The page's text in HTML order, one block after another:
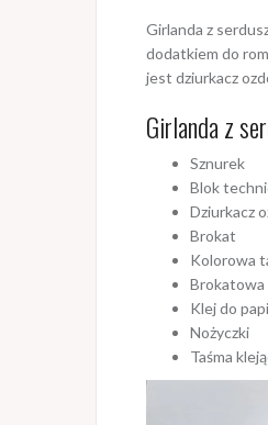
Girlanda z
dodatkiem do
jest dziurkacz
Girlanda z
Sznurek
Blok
Dziurkacz
Brokat
Kolorowa
Brokatowa
Klej do
Nożyczki
Taśma